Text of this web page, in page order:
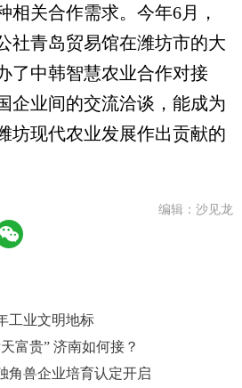
相关合作需求。今年6月，
社青岛贸易馆在潍坊市的大
了中韩智慧农业合作对接
企业间的交流洽谈，能成为
坊现代农业发展作出贡献的
编辑：沙见龙
工业文明地标
富贵” 济南如何接？
角兽企业培育认定开启